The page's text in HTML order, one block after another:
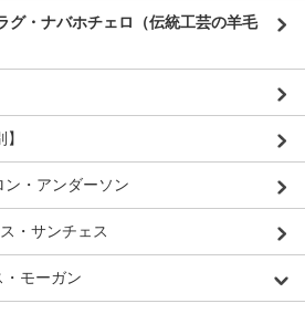
・ナバホチェロ（伝統工芸の羊毛
ン・アンダーソン
・サンチェス
・モーガン